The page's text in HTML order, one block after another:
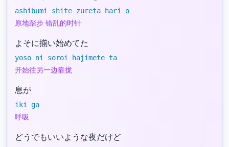
ashibumi shite zureta hari o
原地踏步 错乱的时针
よそに揃い始めてた
yoso ni soroi hajimete ta
开始往另一边靠拢
息が
iki ga
呼吸
どうでもいいような夜だけど